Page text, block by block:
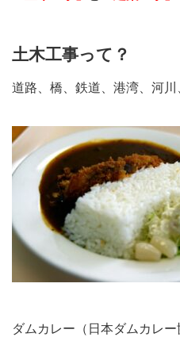
土木工事って？
道路、橋、鉄道、港湾、河川
ダムカレー（日本ダムカレー